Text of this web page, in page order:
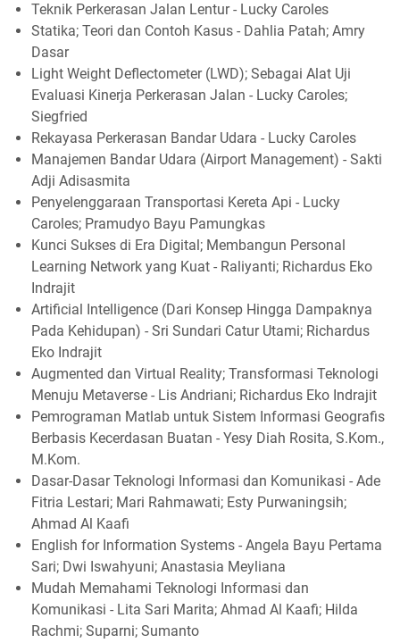
Teknik Perkerasan Jalan Lentur - Lucky Caroles
Statika; Teori dan Contoh Kasus - Dahlia Patah; Amry
Dasar
Light Weight Deflectometer (LWD); Sebagai Alat Uji
Evaluasi Kinerja Perkerasan Jalan - Lucky Caroles;
Siegfried
Rekayasa Perkerasan Bandar Udara - Lucky Caroles
Manajemen Bandar Udara (Airport Management) - Sakti
Adji Adisasmita
Penyelenggaraan Transportasi Kereta Api - Lucky
Caroles; Pramudyo Bayu Pamungkas
Kunci Sukses di Era Digital; Membangun Personal
Learning Network yang Kuat - Raliyanti; Richardus Eko
Indrajit
Artificial Intelligence (Dari Konsep Hingga Dampaknya
Pada Kehidupan) - Sri Sundari Catur Utami; Richardus
Eko Indrajit
Augmented dan Virtual Reality; Transformasi Teknologi
Menuju Metaverse - Lis Andriani; Richardus Eko Indrajit
Pemrograman Matlab untuk Sistem Informasi Geografis
Berbasis Kecerdasan Buatan - Yesy Diah Rosita, S.Kom.,
M.Kom.
Dasar-Dasar Teknologi Informasi dan Komunikasi - Ade
Fitria Lestari; Mari Rahmawati; Esty Purwaningsih;
Ahmad Al Kaafi
English for Information Systems - Angela Bayu Pertama
Sari; Dwi Iswahyuni; Anastasia Meyliana
Mudah Memahami Teknologi Informasi dan
Komunikasi - Lita Sari Marita; Ahmad Al Kaafi; Hilda
Rachmi; Suparni; Sumanto